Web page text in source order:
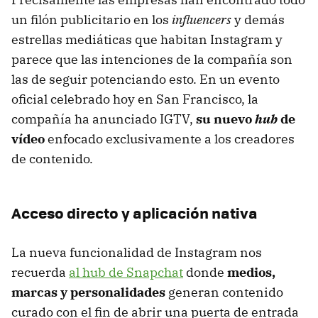
un filón publicitario en los influencersy demás
estrellas mediáticas que habitan Instagram y
parece que las intenciones de la compañía son
las de seguir potenciando esto. En un evento
oficial celebrado hoy en San Francisco, la
compañía ha anunciado IGTV, su nuevohubde
vídeoenfocado exclusivamente a los creadores
de contenido.
Acceso directo y aplicación nativa
La nueva funcionalidad de Instagram nos
recuerda al hub de Snapchat donde medios,
marcas y personalidades generan contenido
curado con el fin de abrir una puerta de entrada